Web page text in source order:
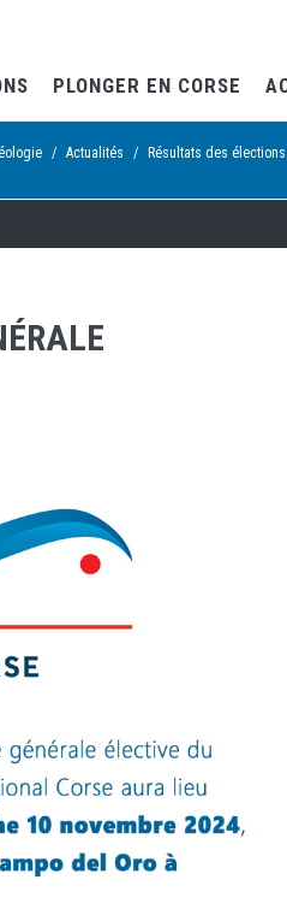
PLONGER EN CORSE
/ Actualités / Résultats des